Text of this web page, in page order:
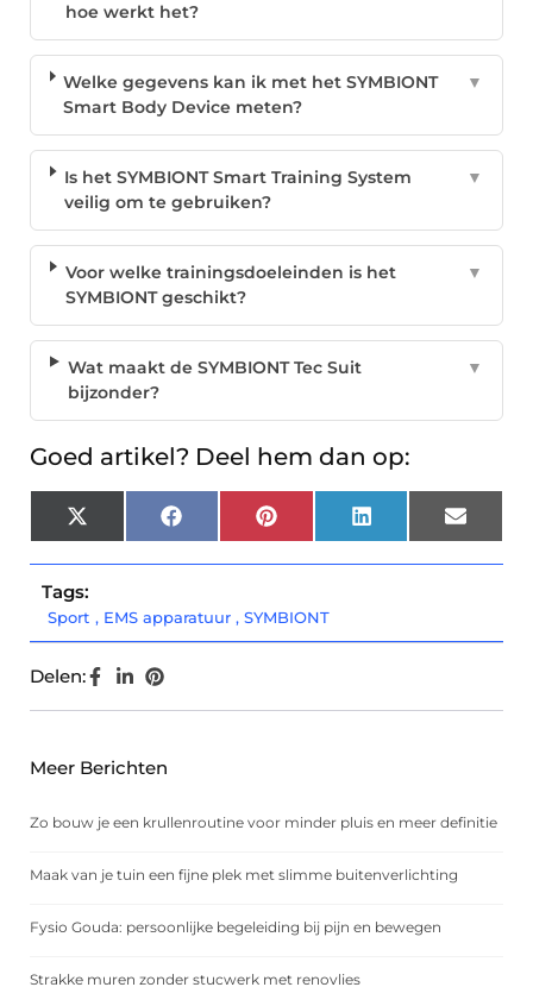
hoe werkt het?
Welke gegevens kan ik met het SYMBIONT
Smart Body Device meten?
▼
Is het SYMBIONT Smart Training System
veilig om te gebruiken?
▼
Voor welke trainingsdoeleinden is het
SYMBIONT geschikt?
▼
Wat maakt de SYMBIONT Tec Suit
bijzonder?
▼
Goed artikel? Deel hem dan op:
X
(Twitter)
Facebook Pinterest LinkedIn Email
Tags:
Sport , EMS apparatuur , SYMBIONT
Delen:
Meer Berichten
Zo bouw je een krullenroutine voor minder pluis en meer definitie
Maak van je tuin een fijne plek met slimme buitenverlichting
Fysio Gouda: persoonlijke begeleiding bij pijn en bewegen
Strakke muren zonder stucwerk met renovlies